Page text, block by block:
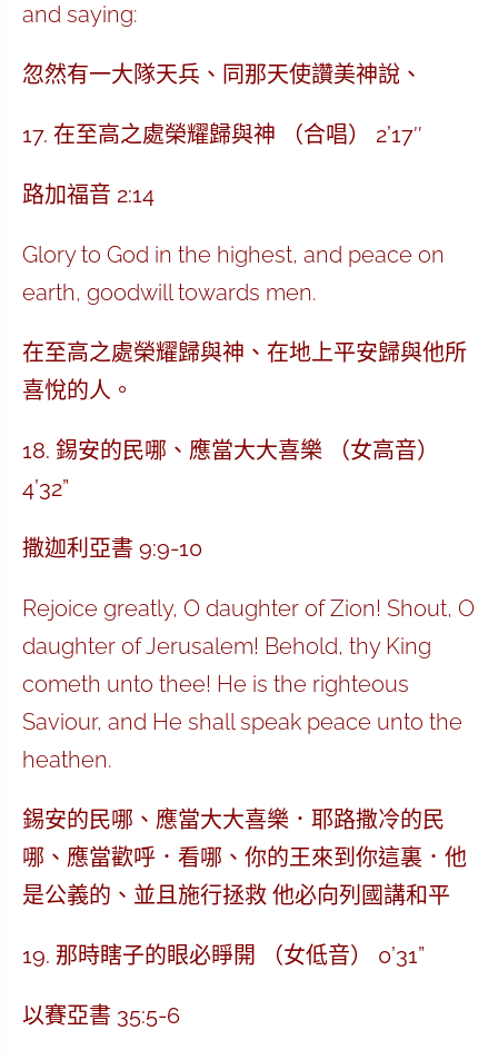
and saying:
忽然有一大隊天兵、同那天使讚美神說、
17. 在至高之處榮耀歸與神 （合唱） 2’17″
路加福音 2:14
Glory to God in the highest, and peace on
earth, goodwill towards men.
在至高之處榮耀歸與神、在地上平安歸與他所
喜悅的人。
18. 錫安的民哪、應當大大喜樂 （女高音）
4’32”
撒迦利亞書 9:9-10
Rejoice greatly, O daughter of Zion! Shout, O
daughter of Jerusalem! Behold, thy King
cometh unto thee! He is the righteous
Saviour, and He shall speak peace unto the
heathen.
錫安的民哪、應當大大喜樂．耶路撒冷的民
哪、應當歡呼．看哪、你的王來到你這裏．他
是公義的、並且施行拯救 他必向列國講和平
19. 那時瞎子的眼必睜開 （女低音） 0’31”
以賽亞書 35:5-6